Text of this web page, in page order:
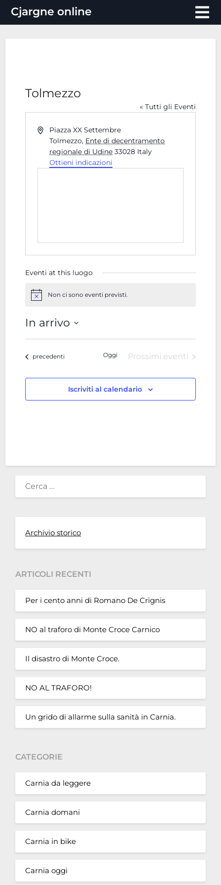
Cjargne online
Tolmezzo
« Tutti gli Eventi
Indirizzo
Piazza XX Settembre
Tolmezzo, Ente di decentramento
regionale di Udine 33028 Italy
Ottieni indicazioni
Eventi at this luogo
NoticeNon ci sono eventi previsti.
In arrivo
data.Eventi
precedenti Oggi Prossimi eventi
Iscriviti al calendario
RICERCA
Archivio storico
ARTICOLI RECENTI
Per i cento anni di Romano De Crignis
NO al traforo di Monte Croce Carnico
Il disastro di Monte Croce.
NO AL TRAFORO!
Un grido di allarme sulla sanità in Carnia.
CATEGORIE
Carnia da leggere
Carnia domani
Carnia in bike
Carnia oggi